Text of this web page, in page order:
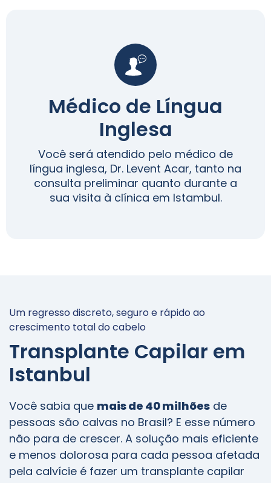
Médico de Língua
Inglesa
Você será atendido pelo médico de
língua inglesa, Dr. Levent Acar, tanto na
consulta preliminar quanto durante a
sua visita à clínica em Istambul.
Um regresso discreto, seguro e rápido ao
crescimento total do cabelo
Transplante Capilar em
Istanbul
Você sabia que mais de 40 milhões de
pessoas são calvas no Brasil? E esse número
não para de crescer. A solução mais eficiente
e menos dolorosa para cada pessoa afetada
pela calvície é fazer um transplante capilar